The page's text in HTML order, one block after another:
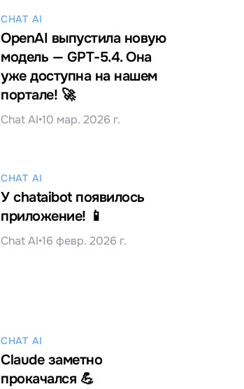
CHAT AI
OpenAI выпустила новую
модель — GPT-5.4. Она
уже доступна на нашем
портале! 🚀
Chat AI•10 мар. 2026 г.
CHAT AI
У сhataibot появилось
приложение! 📱
Chat AI•16 февр. 2026 г.
CHAT AI
Claude заметно
прокачался 💪